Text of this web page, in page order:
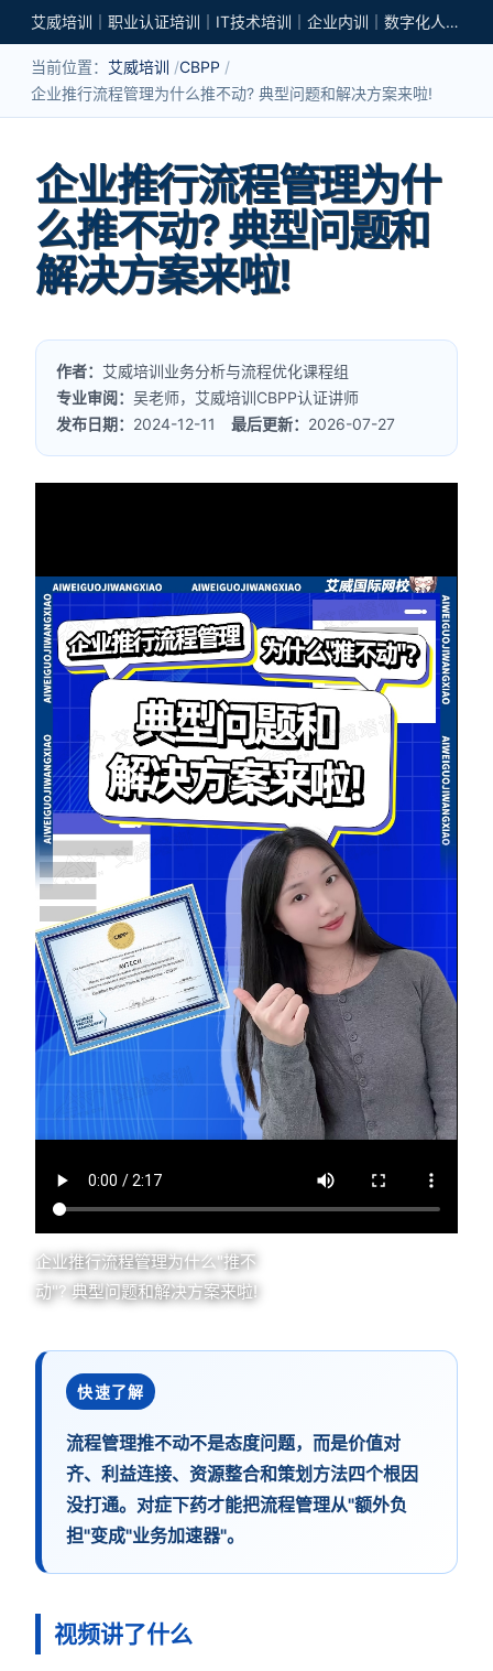
艾威培训｜职业认证培训｜IT技术培训｜企业内训｜数字化人才培养
当前位置： 艾威培训 CBPP
企业推行流程管理为什么推不动? 典型问题和解决方案来啦!
企业推行流程管理为什
么推不动? 典型问题和
解决方案来啦!
作者： 艾威培训业务分析与流程优化课程组
专业审阅：吴老师，艾威培训CBPP认证讲师
发布日期： 2024-12-11最后更新： 2026-07-27
企业推行流程管理为什么"推不
动"? 典型问题和解决方案来啦!
快速了解
流程管理推不动不是态度问题，而是价值对
齐、利益连接、资源整合和策划方法四个根因
没打通。对症下药才能把流程管理从"额外负
担"变成"业务加速器"。
视频讲了什么